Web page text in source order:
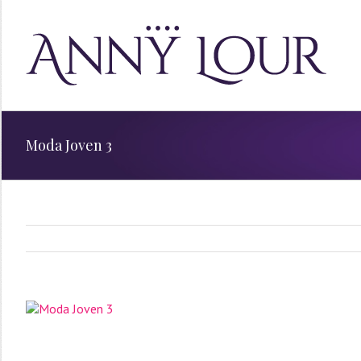
Moda Joven 3